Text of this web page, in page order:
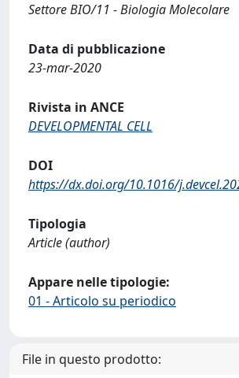
Settore BIO/11 - Biologia Molecolare
Data di pubblicazione
23-mar-2020
Rivista in ANCE
DEVELOPMENTAL CELL
DOI
https://dx.doi.org/10.1016/
Tipologia
Article (author)
Appare nelle tipologie:
01 - Articolo su periodico
File in questo prodotto: